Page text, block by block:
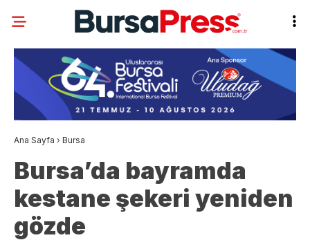
Ana Sayfa › Bursa
Bursa’da bayramda
kestane şekeri yeniden
gözde